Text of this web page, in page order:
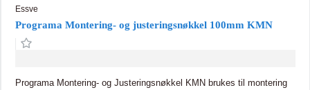
Essve
Programa Montering- og justeringsnøkkel 100mm KMN
Programa Montering- og Justeringsnøkkel KMN brukes til montering